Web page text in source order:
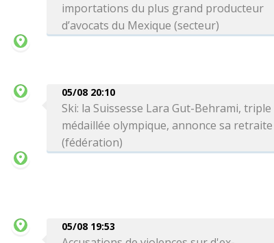
importations du plus grand producteur
d’avocats du Mexique (secteur)
05/08 20:10
Ski: la Suissesse Lara Gut-Behrami, triple
médaillée olympique, annonce sa retraite
(fédération)
05/08 19:53